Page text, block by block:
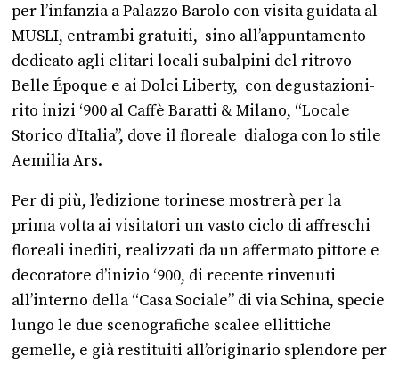
per l’infanzia a Palazzo Barolo con visita guidata al
MUSLI, entrambi gratuiti, sino all’appuntamento
dedicato agli elitari locali subalpini del ritrovo
Belle Époque e ai Dolci Liberty, con degustazioni-
rito inizi ‘900 al Caffè Baratti & Milano, “Locale
Storico d’Italia”, dove il floreale dialoga con lo stile
Aemilia Ars.
Per di più, l’edizione torinese mostrerà per la
prima volta ai visitatori un vasto ciclo di affreschi
floreali inediti, realizzati da un affermato pittore e
decoratore d’inizio ‘900, di recente rinvenuti
all’interno della “Casa Sociale” di via Schina, specie
lungo le due scenografiche scalee ellittiche
gemelle, e già restituiti all’originario splendore per